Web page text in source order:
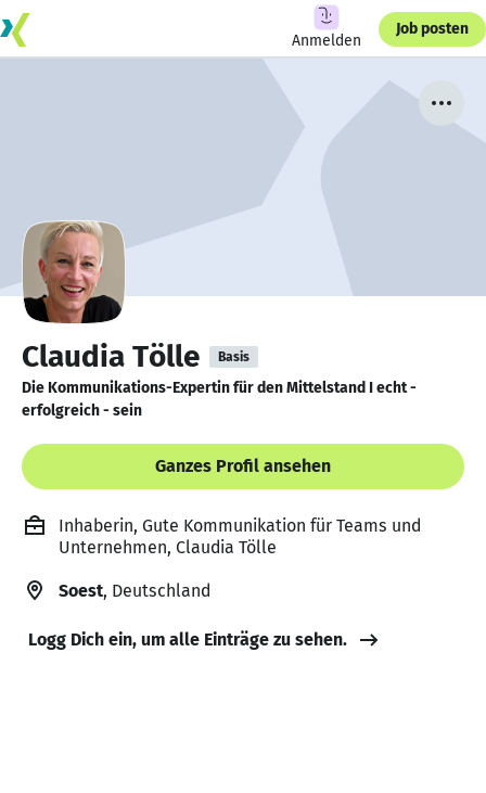
Anmelden
Job posten
Claudia Tölle Basis
Die Kommunikations-Expertin für den Mittelstand I echt -
erfolgreich - sein
Ganzes Profil ansehen
Inhaberin, Gute Kommunikation für Teams und
Unternehmen, Claudia Tölle
Soest, Deutschland
Logg Dich ein, um alle Einträge zu sehen.